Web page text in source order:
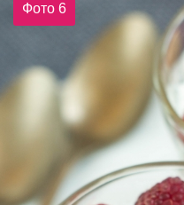
Фото 6